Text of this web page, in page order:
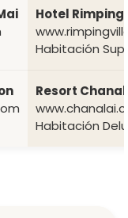
Hotel
Habitación
Resort
Habitación